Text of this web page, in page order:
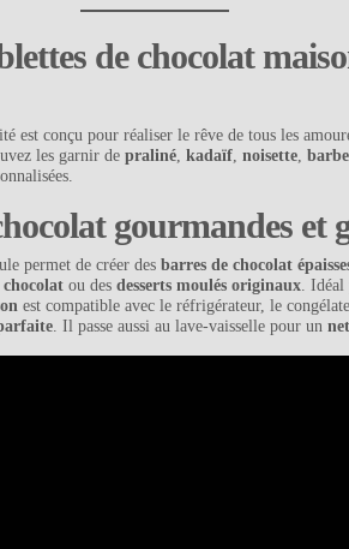
de chocolat
est conçu pour réaliser le rêve de tous les
les garnir de praliné kadaïf noisette
gourmandes et
permet de créer des barres de chocolat
ou des desserts moulés originaux .
est compatible avec le réfrigérateur, le
. Il passe aussi au lave-vaisselle pour un